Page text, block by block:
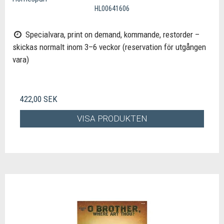
HL00641606
Specialvara, print on demand, kommande, restorder –
skickas normalt inom 3–6 veckor (reservation för utgången
vara)
422,00 SEK
VISA PRODUKTEN